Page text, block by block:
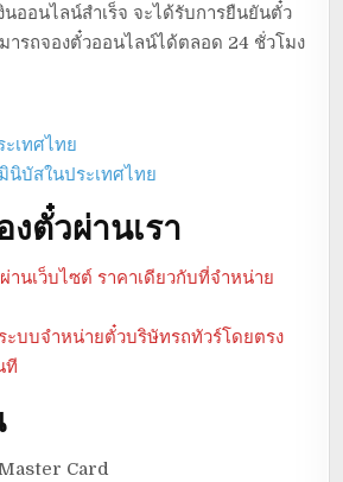
นออนไลน์สำเร็จ จะได้รับการยืนยันตั๋ว
รถจองตั๋วออนไลน์ได้ตลอด 24 ชั่วโมง
ะเทศไทย
นิบัสในประเทศไทย
ตั๋วผ่านเรา
านเว็บไซต์ ราคาเดียวกับที่จำหน่าย
ะบบจำหน่ายตั๋วบริษัทรถทัวร์โดยตรง
ที
Card